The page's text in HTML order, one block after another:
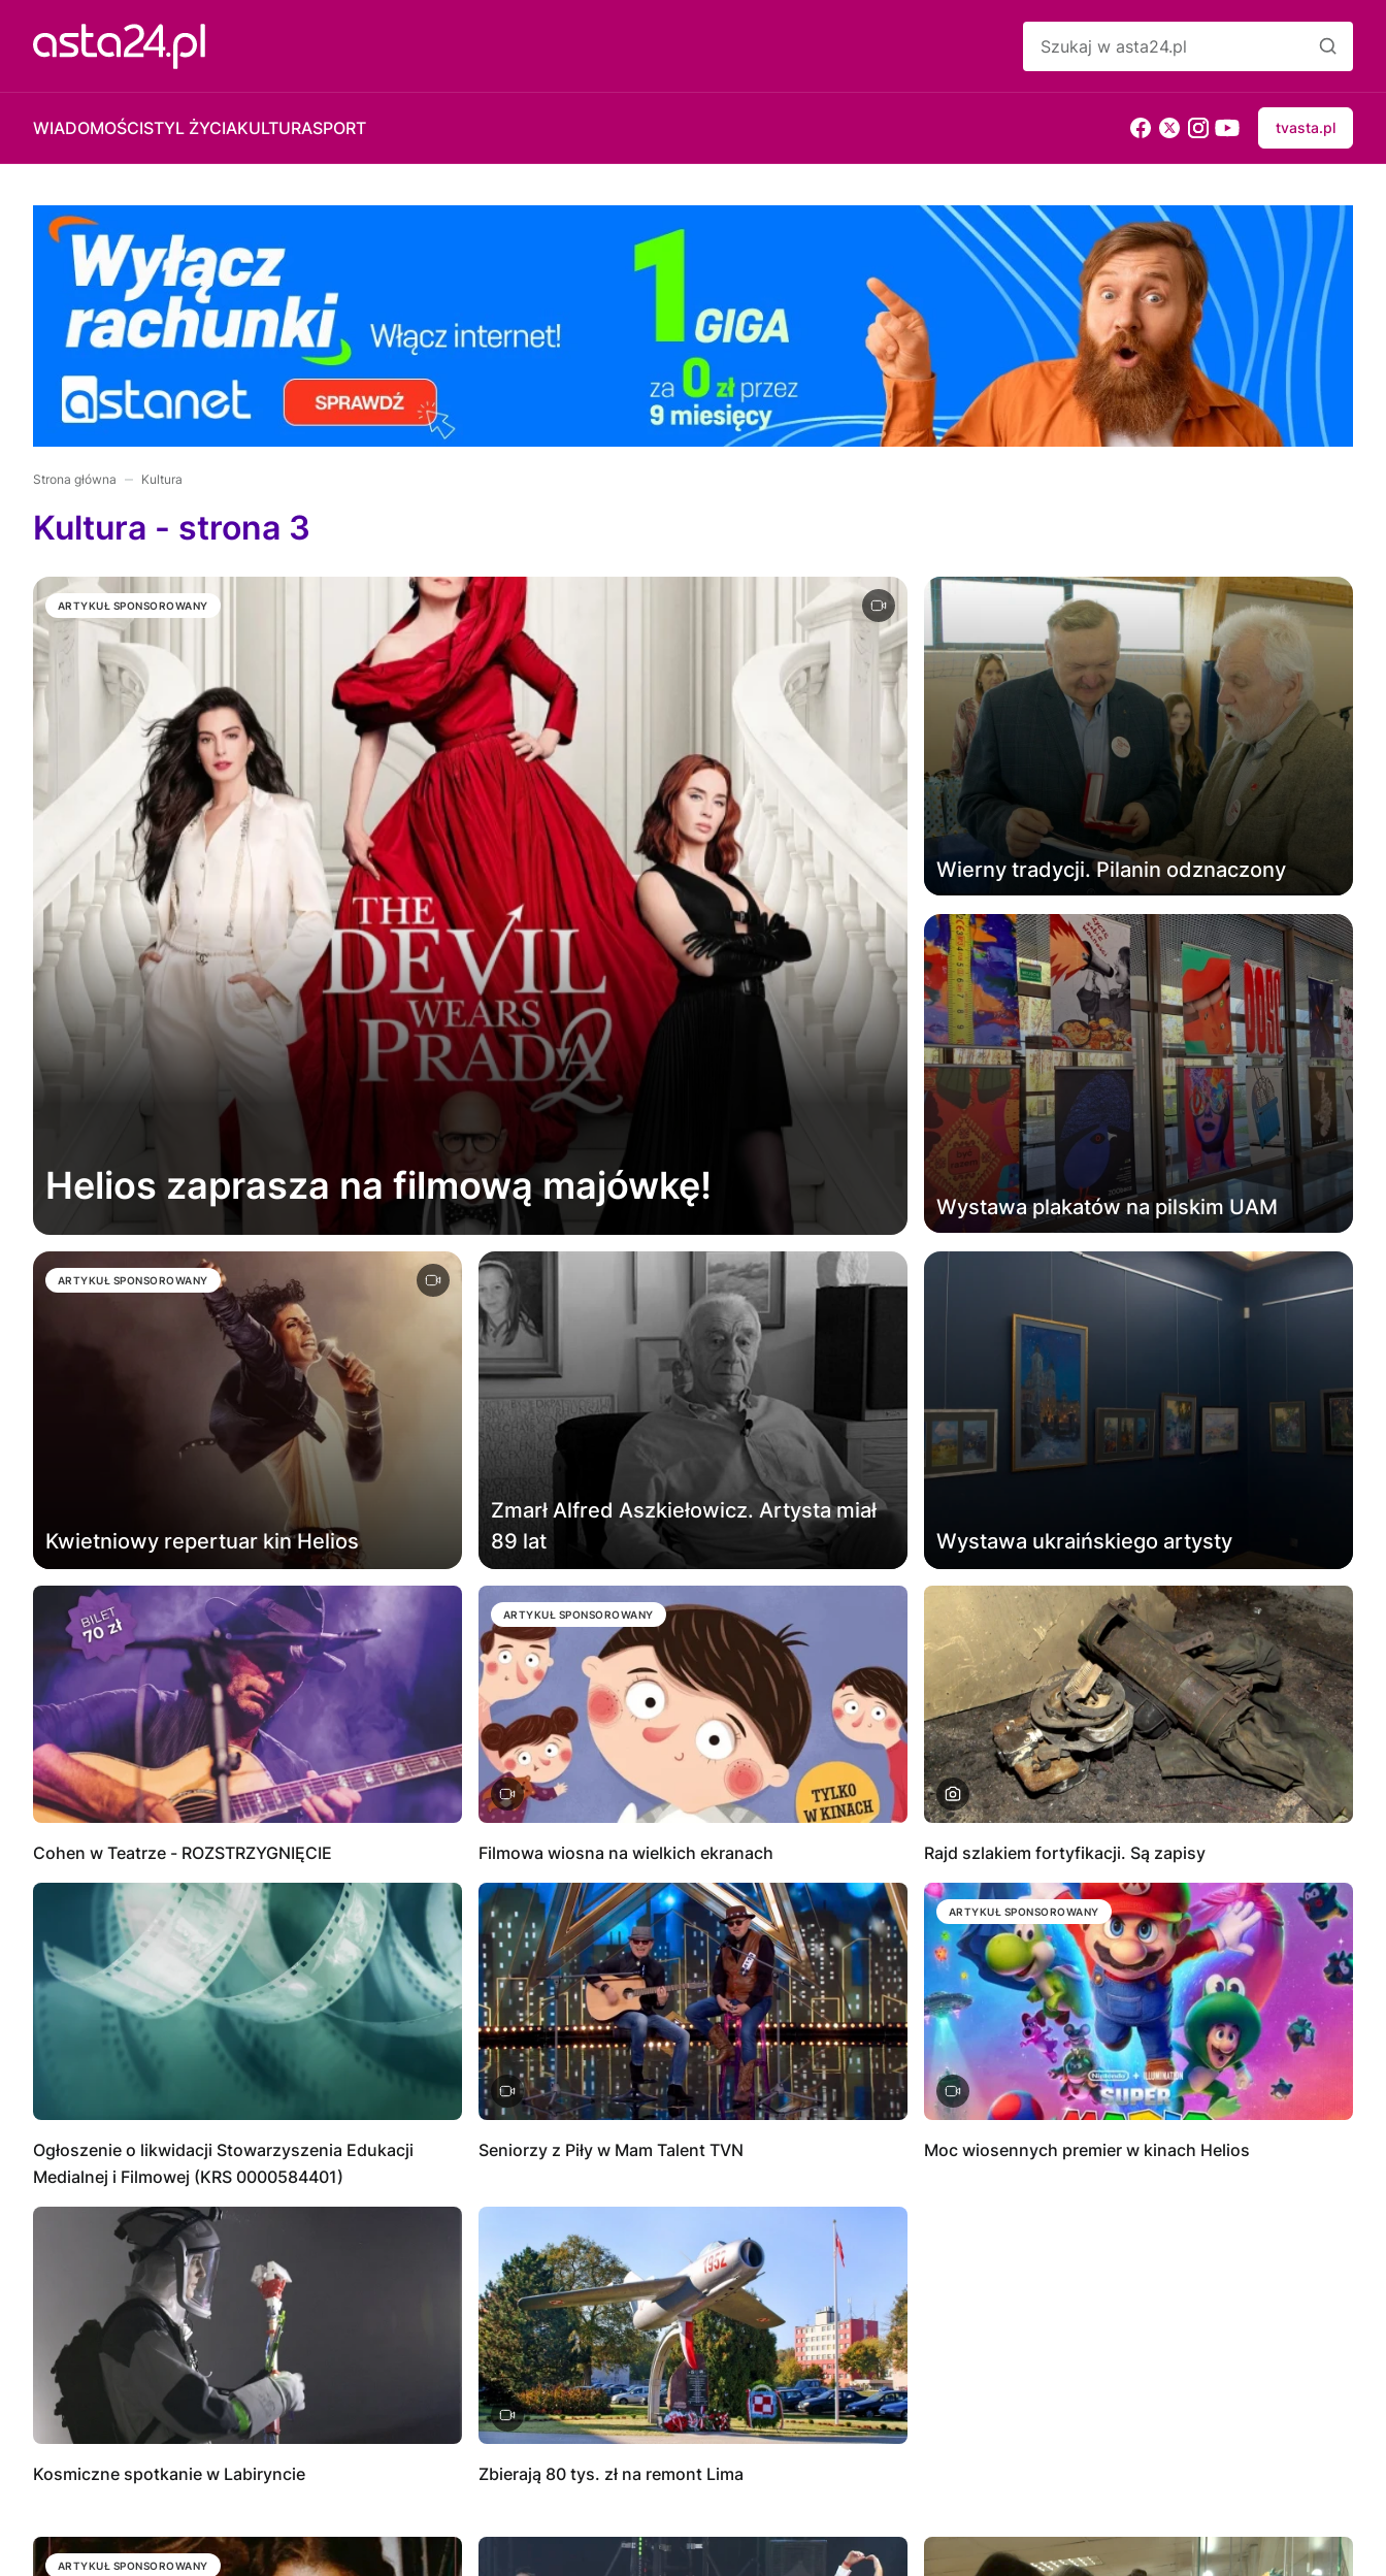
WIADOMOŚCISTYL ŻYCIAKULTURASPORT tvasta.pl
Strona główna Kultura
Kultura - strona 3
ARTYKUŁ SPONSOROWANY
Helios zaprasza na filmową majówkę!
Wierny tradycji. Pilanin odznaczony
Wystawa plakatów na pilskim UAM
ARTYKUŁ SPONSOROWANY
Kwietniowy repertuar kin Helios
Zmarł Alfred Aszkiełowicz. Artysta miał
89 lat
Wystawa ukraińskiego artysty
Cohen w Teatrze - ROZSTRZYGNIĘCIE
ARTYKUŁ SPONSOROWANY
Filmowa wiosna na wielkich ekranach Rajd szlakiem fortyfikacji. Są zapisy
Ogłoszenie o likwidacji Stowarzyszenia Edukacji
Medialnej i Filmowej (KRS 0000584401)
Seniorzy z Piły w Mam Talent TVN
ARTYKUŁ SPONSOROWANY
Moc wiosennych premier w kinach Helios
Kosmiczne spotkanie w Labiryncie Zbierają 80 tys. zł na remont Lima
ARTYKUŁ SPONSOROWANY